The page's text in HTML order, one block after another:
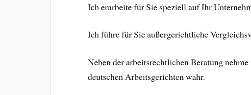
Ich erarbeite für Sie speziell auf Ihr
Ich führe für Sie außergerichtliche
Neben der arbeitsrechtlichen Beratung
deutschen Arbeitsgerichten wahr.